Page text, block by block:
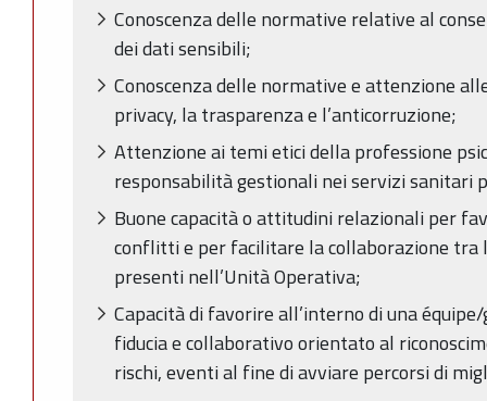
Conoscenza delle normative relative al
dei dati sensibili;
Conoscenza delle normative e attenzione
privacy, la trasparenza e l’anticorruzione;
Attenzione ai temi etici della professione
responsabilità gestionali nei servizi sanitari
Buone capacità o attitudini relazionali per
conflitti e per facilitare la collaborazione tra
presenti nell’Unità Operativa;
Capacità di favorire all’interno di una
fiducia e collaborativo orientato al
rischi, eventi al fine di avviare percorsi di